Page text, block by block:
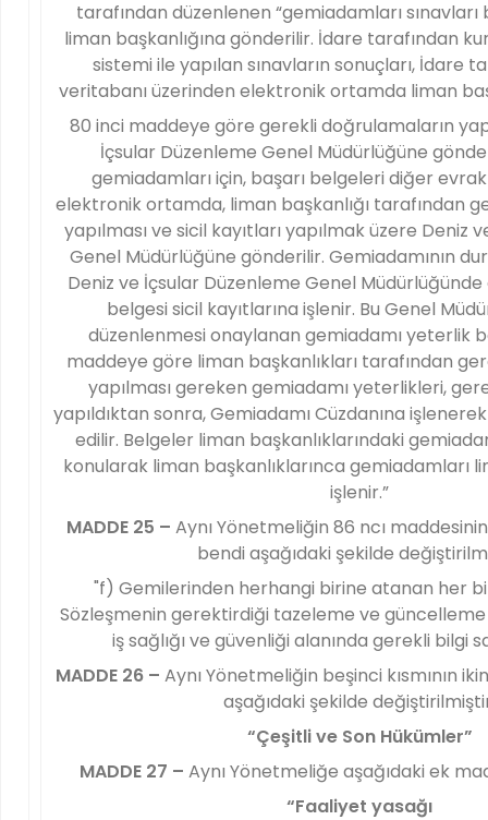
tarafından düzenlenen “gemiadamları sınavları
liman başkanlığına gönderilir. İdare tarafından
sistemi ile yapılan sınavların sonuçları, İdare
veritabanı üzerinden elektronik ortamda liman
80 inci maddeye göre gerekli doğrulamaların
İçsular Düzenleme Genel Müdürlüğüne
gemiadamları için, başarı belgeleri diğer
elektronik ortamda, liman başkanlığı tarafından
yapılması ve sicil kayıtları yapılmak üzere Deniz
Genel Müdürlüğüne gönderilir. Gemiadamının
Deniz ve İçsular Düzenleme Genel
belgesi sicil kayıtlarına işlenir. Bu Genel
düzenlenmesi onaylanan gemiadamı yeterlik
maddeye göre liman başkanlıkları tarafından
yapılması gereken gemiadamı yeterlikleri,
yapıldıktan sonra, Gemiadamı Cüzdanına
edilir. Belgeler liman başkanlıklarındaki
konularak liman başkanlıklarınca gemiadamları
işlenir.”
MADDE 25 – Aynı Yönetmeliğin 86 ncı
bendi aşağıdaki şekilde
"f) Gemilerinden herhangi birine atanan her
Sözleşmenin gerektirdiği tazeleme ve
iş sağlığı ve güvenliği alanında gerekli bilgi
MADDE 26 – Aynı Yönetmeliğin beşinci kısmının
aşağıdaki şekilde
“Çeşitli ve Son Hükümler”
MADDE 27 – Aynı Yönetmeliğe aşağıdaki ek
“Faaliyet yasağı